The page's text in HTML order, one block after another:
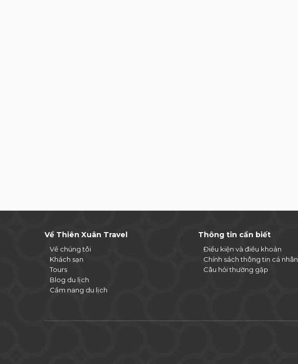
Về Thiên Xuân Travel
Về chúng tôi
Khách sạn
Tours
Blog du lịch
Cẩm nang du lịch
Thông tin cần biết
Điều kiện và điều khoản
Chính sách thông tin cá nhân
Câu hỏi thường gặp